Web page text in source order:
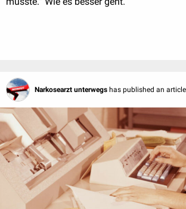
Narkosearzt unterwegs has published an